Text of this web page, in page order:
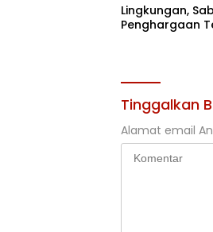
Lingkungan,
Penghargaan
Tinggalkan
Alamat email